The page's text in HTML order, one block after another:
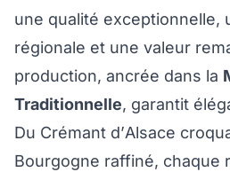
une qualité exceptionnelle,
régionale et une valeur
production, ancrée dans la
Traditionnelle, garantit
Du Crémant d’Alsace
Bourgogne raffiné, chaque